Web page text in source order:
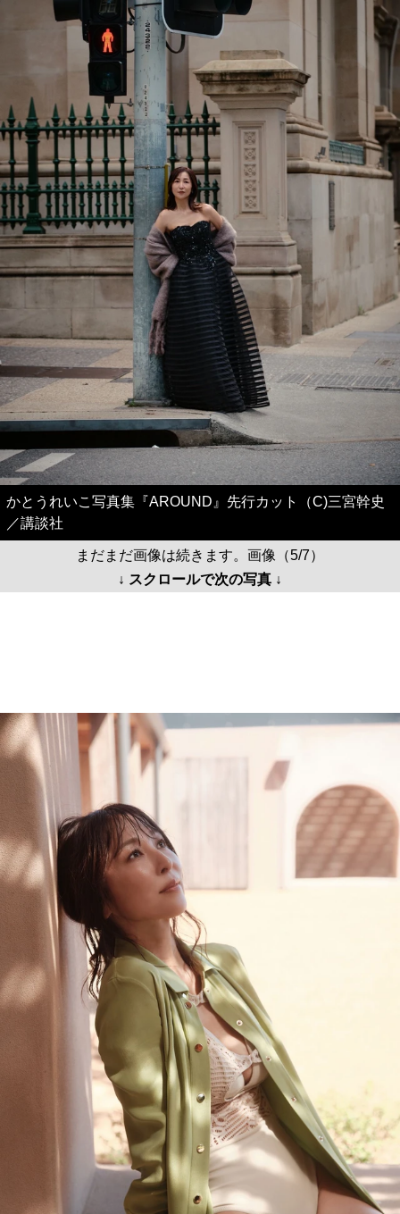
かとうれいこ写真集『AROUND』先行カット（C)三宮幹史
／講談社
まだまだ画像は続きます。画像（5/7）
↓ スクロールで次の写真 ↓